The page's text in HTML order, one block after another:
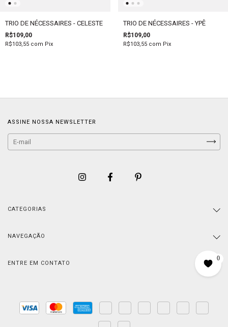
TRIO DE NÉCESSAIRES - CELESTE
R$109,00
R$103,55 com Pix
TRIO DE NÉCESSAIRES - YPÊ
R$109,00
R$103,55 com Pix
ASSINE NOSSA NEWSLETTER
CATEGORIAS
NAVEGAÇÃO
ENTRE EM CONTATO
0